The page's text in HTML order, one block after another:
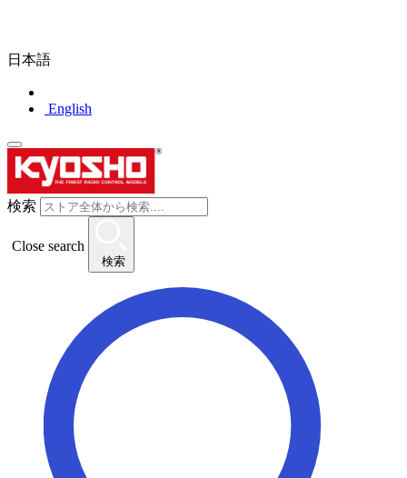
日本語
English
検索
Close search
検索